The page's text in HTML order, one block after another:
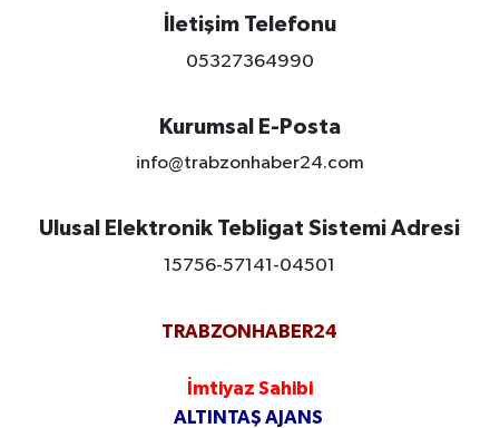
İletişim Telefonu
05327364990
Kurumsal E-Posta
info@trabzonhaber24.com
Ulusal Elektronik Tebligat Sistemi Adresi
15756-57141-04501
TRABZONHABER24
İmtiyaz Sahibi
ALTINTAŞ AJANS